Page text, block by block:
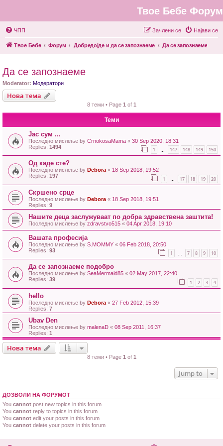
Твое Бебе Форум
ЧПП Најави се
Зачлени се
Твое Бебе Форум Добредојде и да се запознаеме Да се запознаеме
Да се запознаеме
Moderator: Модератори
Нова тема
8 теми • Page 1 of 1
Теми
Јас сум ...
Последно мислење by CrnokosaMama « 30 Sep 2020, 18:31
Replies: 1494 1 147 148 149 150
Од каде сте?
Последно мислење by Debora « 18 Sep 2018, 19:52
Replies: 197 1 … 17 18 19 20
Скршено срце
Последно мислење by Debora « 18 Sep 2018, 19:51
Replies: 9
Нашите деца заслужуваат по добра здравствена заштита!
Последно мислење by zdravstvo515 « 04 Apr 2018, 19:10
Вашата професија
Последно мислење by S.MOMMY « 06 Feb 2018, 20:50
Replies: 93 1 7 8 9 10
Да се запознаеме подобро
Последно мислење by SeaMermaid85 « 02 May 2017, 22:40
Replies: 39 1 2 3 4
hello
Последно мислење by Debora « 27 Feb 2012, 15:39
Replies: 7
Ubav Den
Последно мислење by malenaD « 08 Sep 2011, 16:37
Replies: 1
Нова тема
8 теми • Page 1 of 1
Jump to
ДОЗВОЛИ НА ФОРУМОТ
You cannot post new topics in this forum
You cannot reply to topics in this forum
You cannot edit your posts in this forum
You cannot delete your posts in this forum